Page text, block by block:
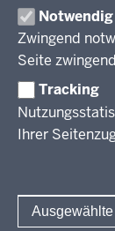
Notwendig
Zwingend
Seite
Tracking
Ihrer
Termine
Ergebnisberichte
Weitere
Fragen und
Fächer
Aufgaben der
Rechtsgrundlagen
Übersicht
Fächer
Termine
Ergebnisberichte
Zentralabitur
Übersicht
Bildungsgänge
Fächer
Fragen und
Zentralabitur
Übersicht
Termine
Kontakt